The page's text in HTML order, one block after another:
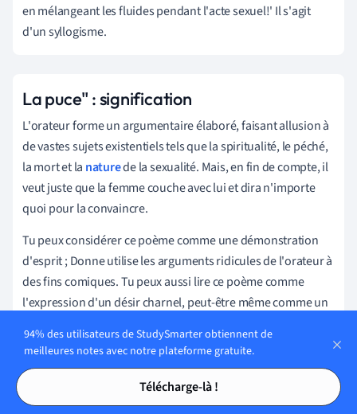
Tables des matières
Tables des matières
en mélangeant les fluides pendant l'acte sexuel!' Il s'agit
d'un syllogisme.
La puce" : signification
L'orateur forme un argumentaire élaboré, faisant allusion à
de vastes sujets existentiels tels que la spiritualité, le péché,
la mort et la naturede la sexualité. Mais, en fin de compte, il
veut juste que la femme couche avec lui et dira n'importe
quoi pour la convaincre.
Tu peux considérer ce poème comme une démonstration
d'esprit ; Donne utilise les arguments ridicules de l'orateur à
des fins comiques. Tu peux aussi lire ce poème comme
l'expression d'un désir charnel, peut-être même comme un
instincts "pécheurs" (comme la sexualité) d'une
signification religieuse afin de les justifier ou de les
94% des utilisateurs de StudySmarter obtiennent de
meilleures notes avec notre plateforme gratuite.
Télécharge-là !